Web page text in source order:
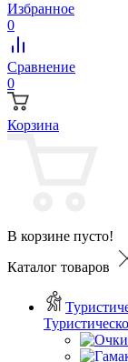
Избранное
0
Сравнение
0
Корзина
В корзине пусто!
Каталог товаров